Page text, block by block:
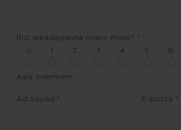
Bizi arkadaşlarına önerir misin? *
0
2 3 4 5 6
Asla önermem
Ad Soyad * E-posta *